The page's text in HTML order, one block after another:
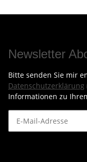
Newsletter
Bitte senden Sie mir
Datenschutzerklärung
Informationen zu